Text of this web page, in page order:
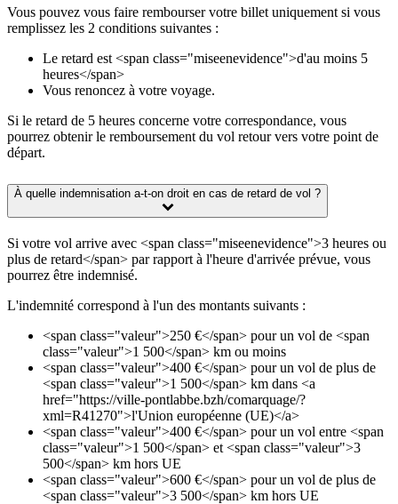
Vous pouvez vous faire rembourser votre billet uniquement si vous
remplissez les 2 conditions suivantes :
Le retard est <span class="miseenevidence">d'au moins 5
heures</span>
Vous renoncez à votre voyage.
Si le retard de 5 heures concerne votre correspondance, vous
pourrez obtenir le remboursement du vol retour vers votre point de
départ.
À quelle indemnisation a-t-on droit en cas de retard de vol ?
Si votre vol arrive avec <span class="miseenevidence">3 heures ou
plus de retard</span> par rapport à l'heure d'arrivée prévue, vous
pourrez être indemnisé.
L'indemnité correspond à l'un des montants suivants :
<span class="valeur">250 €</span> pour un vol de <span
class="valeur">1 500</span> km ou moins
<span class="valeur">400 €</span> pour un vol de plus de
<span class="valeur">1 500</span> km dans <a
href="https://ville-pontlabbe.bzh/comarquage/?
xml=R41270">l'Union européenne (UE)</a>
<span class="valeur">400 €</span> pour un vol entre <span
class="valeur">1 500</span> et <span class="valeur">3
500</span> km hors UE
<span class="valeur">600 €</span> pour un vol de plus de
<span class="valeur">3 500</span> km hors UE